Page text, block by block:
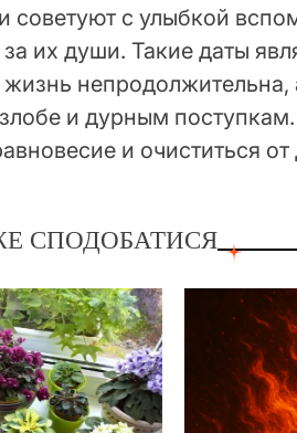
советуют с улыбкой
их души. Такие даты
непродолжительна,
и дурным
и очиститься
СПОДОБАТИСЯ